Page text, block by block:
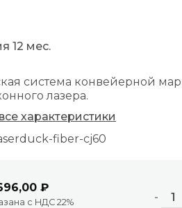
fiber-cj60
12 мес.
система конвейерной
лазера.
характеристики
₽
с НДС 22% -